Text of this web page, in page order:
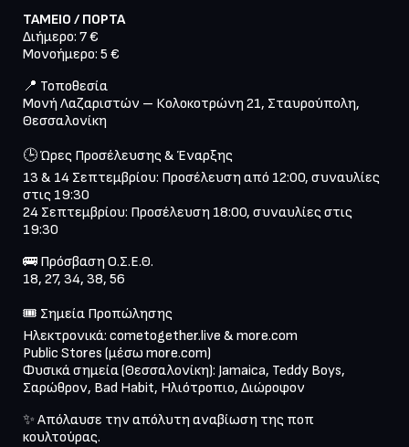
ΤΑΜΕΙΟ / ΠΟΡΤΑ
Διήμερο: 7 €
📍 Τοποθεσία
Μονή Λαζαριστών – Κολοκοτρώνη 21, Σταυρούπολη,
🕒 Ώρες Προσέλευσης & Έναρξης
13 & 14 Σεπτεμβρίου: Προσέλευση από 12:00, συναυλίες
στις 19:30
24 Σεπτεμβρίου: Προσέλευση 18:00, συναυλίες στις
🚌 Πρόσβαση Ο.Σ.Ε.Θ.
🎟 Σημεία Προπώλησης
Ηλεκτρονικά: cometogether.live & more.com
Public Stores (μέσω more.com)
Φυσικά σημεία (Θεσσαλονίκη): Jamaica, Teddy Boys,
✨ Απόλαυσε την απόλυτη αναβίωση της ποπ
κουλτούρας.